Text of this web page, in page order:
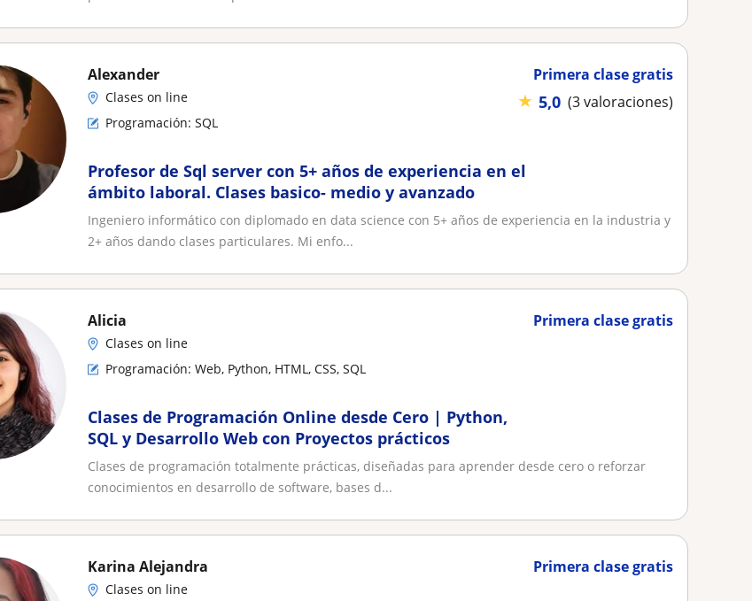
Primera clase gratis
★ 5,0 (3 valoraciones)
Alexander
Clases on line
Programación: SQL
Profesor de Sql server con 5+ años de experiencia en el
ámbito laboral. Clases basico- medio y avanzado
Ingeniero informático con diplomado en data science con 5+ años de experiencia en la industria y
2+ años dando clases particulares. Mi enfo...
Primera clase gratis
Alicia
Clases on line
Programación: Web, Python, HTML, CSS, SQL
Clases de Programación Online desde Cero | Python,
SQL y Desarrollo Web con Proyectos prácticos
Clases de programación totalmente prácticas, diseñadas para aprender desde cero o reforzar
conocimientos en desarrollo de software, bases d...
Primera clase gratis
Karina Alejandra
Clases on line